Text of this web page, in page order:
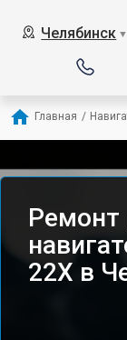
Челябинск ▼
Главная /
Ремонт
22X в